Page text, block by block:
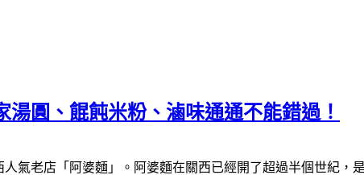
圓、餛飩米粉、滷味通通不能錯過！
氣老店「阿婆麵」。阿婆麵在關西已經開了超過半個世紀，